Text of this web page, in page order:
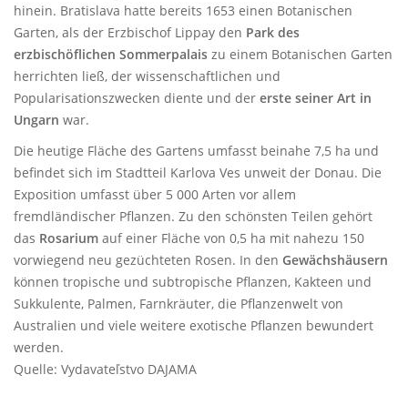
hinein. Bratislava hatte bereits 1653 einen Botanischen
Garten, als der Erzbischof Lippay den Park des
erzbischöflichen Sommerpalais zu einem Botanischen Garten
herrichten ließ, der wissenschaftlichen und
Popularisationszwecken diente und der erste seiner Art in
Ungarn war.
Die heutige Fläche des Gartens umfasst beinahe 7,5 ha und
befindet sich im Stadtteil Karlova Ves unweit der Donau. Die
Exposition umfasst über 5 000 Arten vor allem
fremdländischer Pflanzen. Zu den schönsten Teilen gehört
das Rosarium auf einer Fläche von 0,5 ha mit nahezu 150
vorwiegend neu gezüchteten Rosen. In den Gewächshäusern
können tropische und subtropische Pflanzen, Kakteen und
Sukkulente, Palmen, Farnkräuter, die Pflanzenwelt von
Australien und viele weitere exotische Pflanzen bewundert
werden.
Quelle: Vydavateľstvo DAJAMA